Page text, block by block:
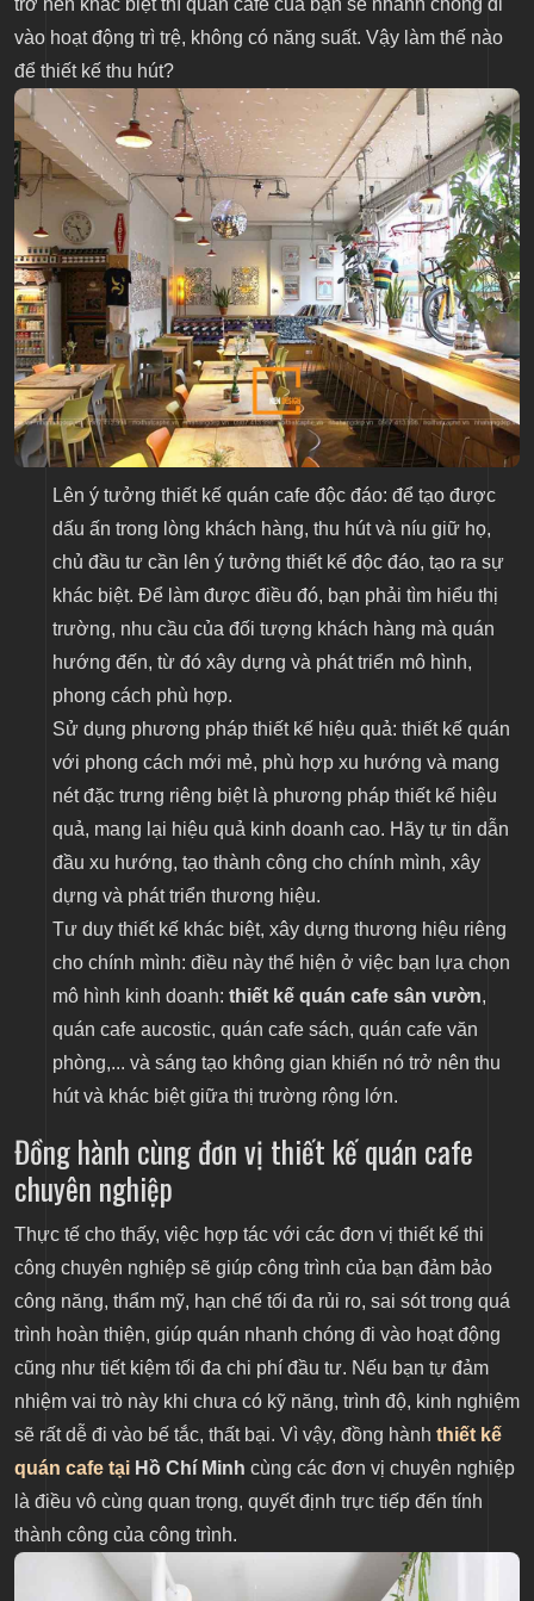
trở nên khác biệt thì quán cafe của bạn sẽ nhanh chóng đi
vào hoạt động trì trệ, không có năng suất. Vậy làm thế nào
để thiết kế thu hút?
Lên ý tưởng thiết kế quán cafe độc đáo: để tạo được
dấu ấn trong lòng khách hàng, thu hút và níu giữ họ,
chủ đầu tư cần lên ý tưởng thiết kế độc đáo, tạo ra sự
khác biệt. Để làm được điều đó, bạn phải tìm hiểu thị
trường, nhu cầu của đối tượng khách hàng mà quán
hướng đến, từ đó xây dựng và phát triển mô hình,
phong cách phù hợp.
Sử dụng phương pháp thiết kế hiệu quả: thiết kế quán
với phong cách mới mẻ, phù hợp xu hướng và mang
nét đặc trưng riêng biệt là phương pháp thiết kế hiệu
quả, mang lại hiệu quả kinh doanh cao. Hãy tự tin dẫn
đầu xu hướng, tạo thành công cho chính mình, xây
dựng và phát triển thương hiệu.
Tư duy thiết kế khác biệt, xây dựng thương hiệu riêng
cho chính mình: điều này thể hiện ở việc bạn lựa chọn
mô hình kinh doanh: thiết kế quán cafe sân vườn,
quán cafe aucostic, quán cafe sách, quán cafe văn
phòng,... và sáng tạo không gian khiến nó trở nên thu
hút và khác biệt giữa thị trường rộng lớn.
Đồng hành cùng đơn vị thiết kế quán cafe
chuyên nghiệp
Thực tế cho thấy, việc hợp tác với các đơn vị thiết kế thi
công chuyên nghiệp sẽ giúp công trình của bạn đảm bảo
công năng, thẩm mỹ, hạn chế tối đa rủi ro, sai sót trong quá
trình hoàn thiện, giúp quán nhanh chóng đi vào hoạt động
cũng như tiết kiệm tối đa chi phí đầu tư. Nếu bạn tự đảm
nhiệm vai trò này khi chưa có kỹ năng, trình độ, kinh nghiệm
sẽ rất dễ đi vào bế tắc, thất bại. Vì vậy, đồng hành thiết kế
quán cafe tại Hồ Chí Minh cùng các đơn vị chuyên nghiệp
là điều vô cùng quan trọng, quyết định trực tiếp đến tính
thành công của công trình.